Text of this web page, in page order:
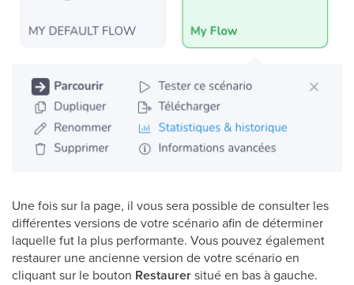
Une fois sur la page, il vous sera possible de consulter les
différentes versions de votre scénario afin de déterminer
laquelle fut la plus performante. Vous pouvez également
restaurer une ancienne version de votre scénario en
cliquant sur le bouton Restaurersitué en bas à gauche.